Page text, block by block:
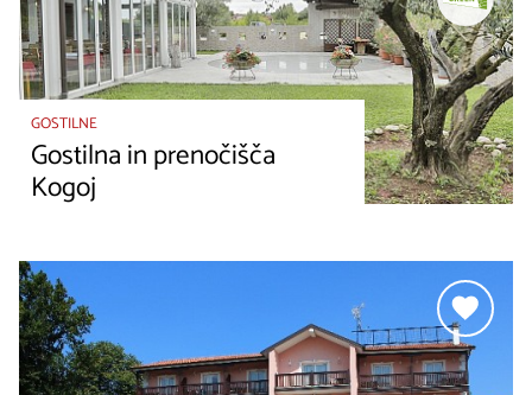
GOSTILNE
Gostilna in prenočišča
Kogoj